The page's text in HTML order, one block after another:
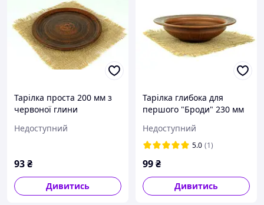
Тарілка проста 200 мм з
червоної глини
Недоступний
93₴
Дивитись
Тарілка глибока для
першого "Броди" 230 мм
Недоступний
5.0 (1)
99₴
Дивитись